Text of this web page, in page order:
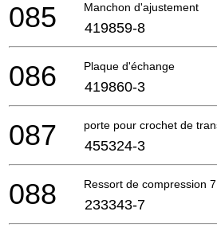
Manchon d'ajustement
085 419859-8
Plaque d'échange
086 419860-3
porte pour crochet de
087 455324-3
Ressort de compression 7
088 233343-7